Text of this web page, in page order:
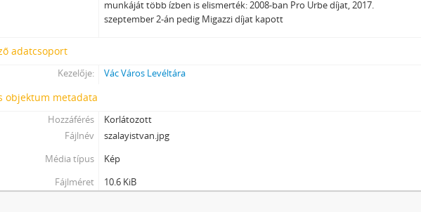
munkáját több ízben is elismerték: 2008-ban Pro Urbe díjat, 2017.
szeptember 2-án pedig Migazzi díjat kapott
adatcsoport
Kezelője: Vác Város Levéltára
objektum metadata
Hozzáférés
Korlátozott
Fájlnév
szalayistvan.jpg
Média típus
Kép
Fájlméret
10.6 KiB